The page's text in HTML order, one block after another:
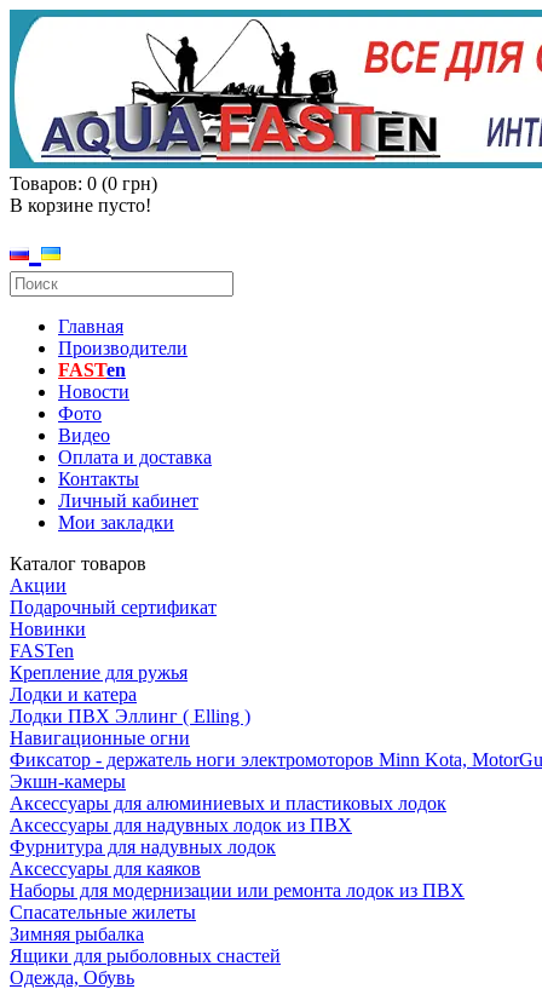
Товаров: 0 (0 грн)
В корзине пусто!
Главная
Производители
FASTen
Новости
Фото
Видео
Оплата и доставка
Контакты
Личный кабинет
Мои закладки
Каталог товаров
Акции
Подарочный сертификат
Новинки
FASTen
Крепление для ружья
Лодки и катера
Лодки ПВХ Эллинг ( Elling )
Навигационные огни
Фиксатор - держатель ноги электромоторов Minn Kota,
Экшн-камеры
Аксессуары для алюминиевых и пластиковых лодок
Аксессуары для надувных лодок из ПВХ
Фурнитура для надувных лодок
Аксессуары для каяков
Наборы для модернизации или ремонта лодок из ПВХ
Спасательные жилеты
Зимняя рыбалка
Ящики для рыболовных снастей
Одежда, Обувь